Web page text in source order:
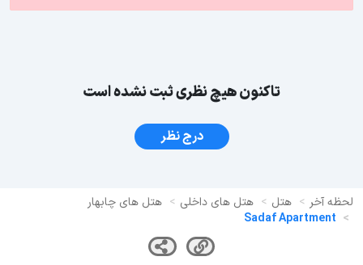
تاکنون هیچ نظری ثبت نشده است
درج نظر
لحظه آخر هتل هتل های داخلی
هتل های چابهار
Sadaf Apartment